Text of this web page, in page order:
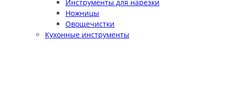
Инструменты для нарезки
Ножницы
Овощечистки
Кухонные инструменты